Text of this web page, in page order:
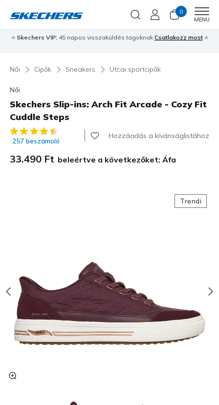
0
MENU
⭐ Skechers VIP:45 napos visszaküldés tagoknak Csatlakozz most⭐
Női Cipők Sneakers Utcai sportcipők
Női
Skechers Slip-ins: Arch Fit Arcade - Cozy Fit
Cuddle Steps
5 az 5-ből ügyfélértékelés
257 beszámoló
Hozzáadás a kívánságlistához
33.490 Ft beleértve a következőket: Áfa
Trendi